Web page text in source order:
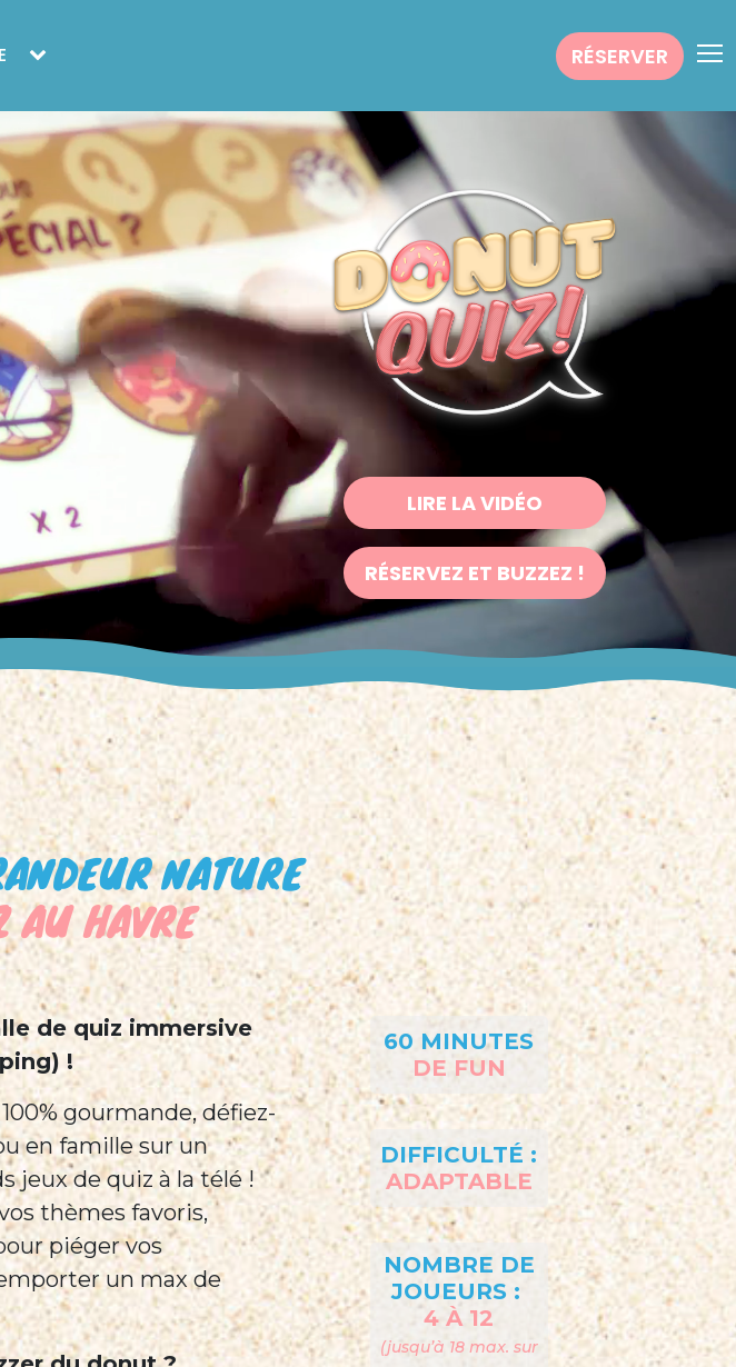
RÉSERVER
LIRE LA VIDÉO
RÉSERVEZ ET BUZZEZ !
NATURE
HAVRE
de quiz immersive
!
gourmande, défiez-
en famille sur un
jeux de quiz à la télé !
thèmes favoris,
piéger vos
un max de
60 MINUTES
DE FUN
DIFFICULTÉ :
ADAPTABLE
NOMBRE DE
JOUEURS :
4 À 12
(jusqu’à 18 max. sur